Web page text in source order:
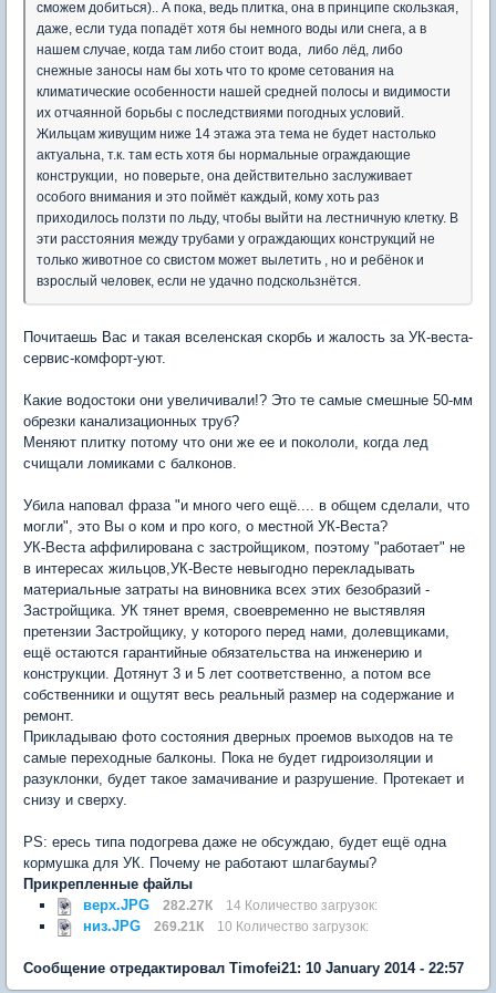
сможем добиться).. А пока, ведь плитка, она в принципе скользкая,
даже, если туда попадёт хотя бы немного воды или снега, а в
нашем случае, когда там либо стоит вода, либо лёд, либо
снежные заносы нам бы хоть что то кроме сетования на
климатические особенности нашей средней полосы и видимости
их отчаянной борьбы с последствиями погодных условий.
Жильцам живущим ниже 14 этажа эта тема не будет настолько
актуальна, т.к. там есть хотя бы нормальные ограждающие
конструкции, но поверьте, она действительно заслуживает
особого внимания и это поймёт каждый, кому хоть раз
приходилось ползти по льду, чтобы выйти на лестничную клетку. В
эти расстояния между трубами у ограждающих конструкций не
только животное со свистом может вылетить , но и ребёнок и
взрослый человек, если не удачно подскользнётся.
Почитаешь Вас и такая вселенская скорбь и жалость за УК-веста-
сервис-комфорт-уют.
Какие водостоки они увеличивали!? Это те самые смешные 50-мм
обрезки канализационных труб?
Меняют плитку потому что они же ее и покололи, когда лед
счищали ломиками с балконов.
Убила наповал фраза "и много чего ещё.... в общем сделали, что
могли", это Вы о ком и про кого, о местной УК-Веста?
УК-Веста аффилирована с застройщиком, поэтому "работает" не
в интересах жильцов,УК-Весте невыгодно перекладывать
материальные затраты на виновника всех этих безобразий -
Застройщика. УК тянет время, своевременно не выстявляя
претензии Застройщику, у которого перед нами, долевщиками,
ещё остаются гарантийные обязательства на инженерию и
конструкции. Дотянут 3 и 5 лет соответственно, а потом все
собственники и ощутят весь реальный размер на содержание и
ремонт.
Прикладываю фото состояния дверных проемов выходов на те
самые переходные балконы. Пока не будет гидроизоляции и
разуклонки, будет такое замачивание и разрушение. Протекает и
снизу и сверху.
PS: ересь типа подогрева даже не обсуждаю, будет ещё одна
кормушка для УК. Почему не работают шлагбаумы?
Прикрепленные файлы
верх.JPG
282.27К 14 Количество загрузок:
низ.JPG 269.21К 10 Количество загрузок:
Сообщение отредактировал Timofei21: 10 January 2014 - 22:57